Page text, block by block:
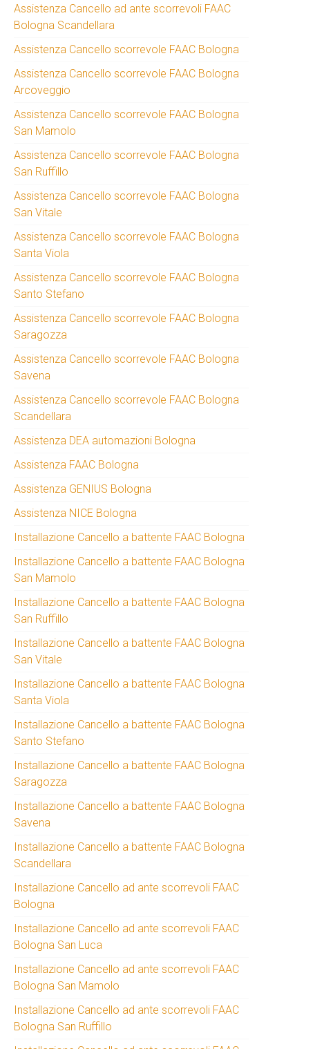
Assistenza Cancello ad ante scorrevoli FAAC
Bologna Scandellara
Assistenza Cancello scorrevole FAAC Bologna
Assistenza Cancello scorrevole FAAC Bologna
Arcoveggio
Assistenza Cancello scorrevole FAAC Bologna
San Mamolo
Assistenza Cancello scorrevole FAAC Bologna
San Ruffillo
Assistenza Cancello scorrevole FAAC Bologna
San Vitale
Assistenza Cancello scorrevole FAAC Bologna
Santa Viola
Assistenza Cancello scorrevole FAAC Bologna
Santo Stefano
Assistenza Cancello scorrevole FAAC Bologna
Saragozza
Assistenza Cancello scorrevole FAAC Bologna
Savena
Assistenza Cancello scorrevole FAAC Bologna
Scandellara
Assistenza DEA automazioni Bologna
Assistenza FAAC Bologna
Assistenza GENIUS Bologna
Assistenza NICE Bologna
Installazione Cancello a battente FAAC Bologna
Installazione Cancello a battente FAAC Bologna
San Mamolo
Installazione Cancello a battente FAAC Bologna
San Ruffillo
Installazione Cancello a battente FAAC Bologna
San Vitale
Installazione Cancello a battente FAAC Bologna
Santa Viola
Installazione Cancello a battente FAAC Bologna
Santo Stefano
Installazione Cancello a battente FAAC Bologna
Saragozza
Installazione Cancello a battente FAAC Bologna
Savena
Installazione Cancello a battente FAAC Bologna
Scandellara
Installazione Cancello ad ante scorrevoli FAAC
Bologna
Installazione Cancello ad ante scorrevoli FAAC
Bologna San Luca
Installazione Cancello ad ante scorrevoli FAAC
Bologna San Mamolo
Installazione Cancello ad ante scorrevoli FAAC
Bologna San Ruffillo